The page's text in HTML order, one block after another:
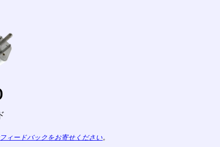
ィードバックをお寄せください。